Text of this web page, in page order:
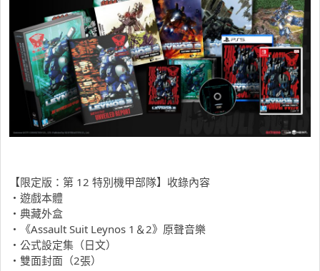
【限定版：第 12 特別機甲部隊】收錄內容
・遊戲本體
・典藏外盒
・《Assault Suit Leynos 1＆2》原聲音樂
・公式設定集（日文）
・雙面封面（2張）